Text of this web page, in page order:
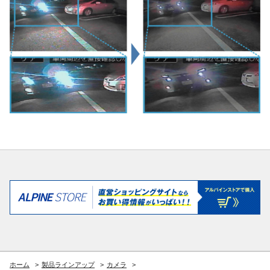
ホーム 製品ラインアップ
カメラ